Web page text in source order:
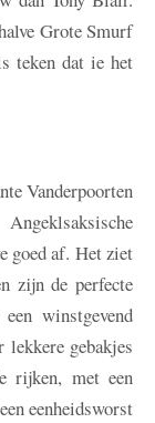
Grote Smurf
teken dat ie het
Vanderpoorten
goed af. Het ziet
zijn de perfecte
winstgevend
gebakjes
rijken, met een
eenheidsworst